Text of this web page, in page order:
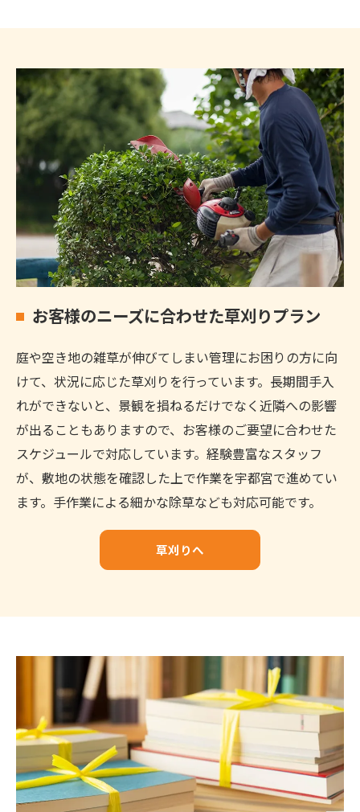
お客様のニーズに合わせた草刈りプラン
庭や空き地の雑草が伸びてしまい管理にお困りの方に向
けて、状況に応じた草刈りを行っています。長期間手入
れができないと、景観を損ねるだけでなく近隣への影響
が出ることもありますので、お客様のご要望に合わせた
スケジュールで対応しています。経験豊富なスタッフ
が、敷地の状態を確認した上で作業を宇都宮で進めてい
ます。手作業による細かな除草なども対応可能です。
草刈りへ